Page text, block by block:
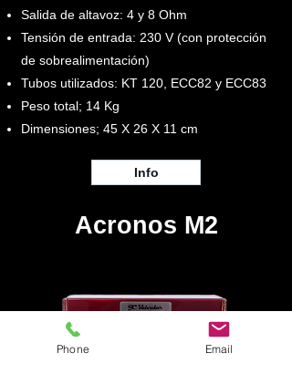
Salida de altavoz: 4 y 8 Ohm
Tensión de entrada: 230 V (con protección
de sobrealimentación)
Tubos utilizados: KT 120, ECC82 y ECC83
Peso total; 14 Kg
Dimensiones; 45 X 26 X 11 cm
Info
Acronos M2
Phone Email